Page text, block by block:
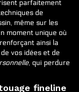
parfaitement
de
même sur les
moment unique où
ainsi la
vos idées et de
, qui perdure
fineline